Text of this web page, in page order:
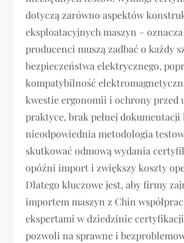
dotyczą zarówno aspektów
eksploatacyjnych maszyn –
producenci muszą zadbać o każdy
bezpieczeństwa elektrycznego,
kompatybilność
kwestie ergonomii i ochrony przed
praktyce, brak pełnej dokumentacji
nieodpowiednia metodologia
skutkować odmową wydania
opóźni import i zwiększy koszty
Dlatego kluczowe jest, aby firmy
importem maszyn z Chin
ekspertami w dziedzinie certyfikacji
pozwoli na sprawne i